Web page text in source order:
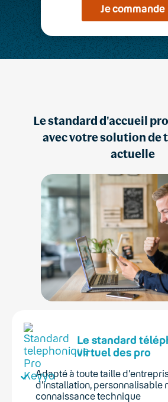
Je commande
Le standard d'accueil
avec votre solution de
actuelle
Le standard
virtuel des pro
Adapté à toute taille
d'installation, personnalisable
connaissance technique